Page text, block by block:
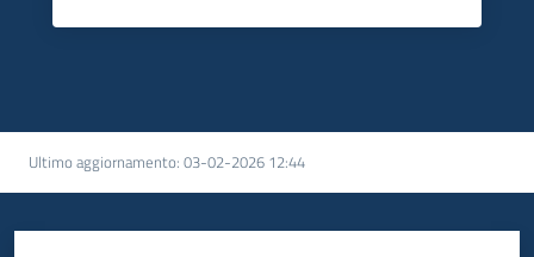
Ultimo aggiornamento: 03-02-2026 12:44